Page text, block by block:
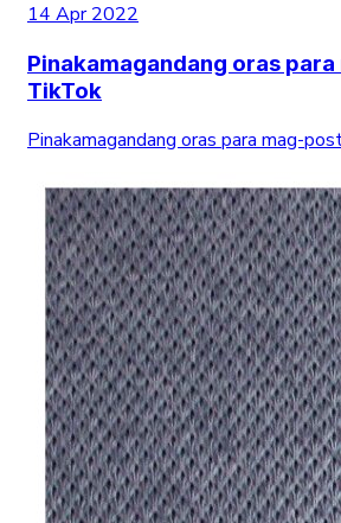
14 Apr 2022
Pinakamagandang oras
TikTok
Pinakamagandang oras para mag-